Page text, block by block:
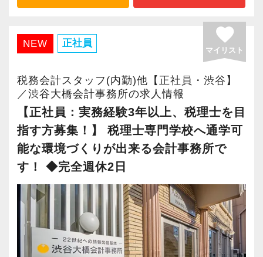
れ喜んでもらえる、そんな組織にしていきたい
ですね。
“明るくて仲が良い”というのも当社の特徴。
良くも悪くも“おせっかい”な人が多く、お客様の
ために、一緒に働く仲間のために、本気になれ
る熱い人が多いです。
昇格のスピードも早く、やりがいや成長してい
る実感が得られやすい職場です。
等級制度でキャリアアップの道筋が明確になっ
ているので、目標を立ててどんどん達成してい
きましょう！
「こういうことをやってみたい！」という強い
トを使っています
⑤当事務所は自社ビル 第二ビルも2027年4月完
成 新しいビルで気持ちよく一緒に働きませんか
⑥創業31年の成長性と安定感が、従業員の雇用
をお守り致します
⑦組織化され、各業務はマニュアル化されてい
るので安心してお仕事していただけます
⑧個人の生活スタイルを重視した働き方が出来
る事務所です
高品質、高価格の一流ブランド戦略も大きなポ
イントのひとつです。
当事務所は、単なる記帳代行、申告書作成にと
NEW 正社員 favorite
マイリスト
税務会計スタッフ(内勤)他【正社員・渋谷】
／渋谷大橋会計事務所の求人情報
【正社員：実務経験3年以上、税理士を目
指す方募集！】 税理士専門学校へ通学可
能な環境づくりが出来る会計事務所で
す！ ◆完全週休2日